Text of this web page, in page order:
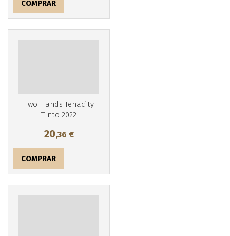
COMPRAR
Two Hands Tenacity
Tinto 2022
20,36 €
COMPRAR